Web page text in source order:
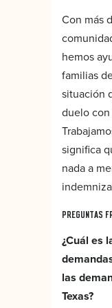
Con más
hemos
familias
situación
duelo
significa
nada a
PREGUNTAS
¿Cuál es
las
Texas?